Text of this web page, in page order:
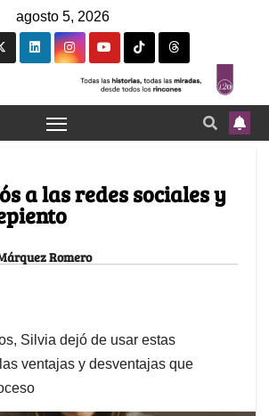
agosto 5, 2026
a las redes sociales y
Romero
Silvia dejó de usar estas
ventajas y desventajas que